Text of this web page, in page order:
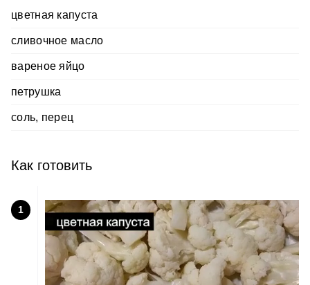
цветная капуста
сливочное масло
вареное яйцо
петрушка
соль, перец
Как готовить
1